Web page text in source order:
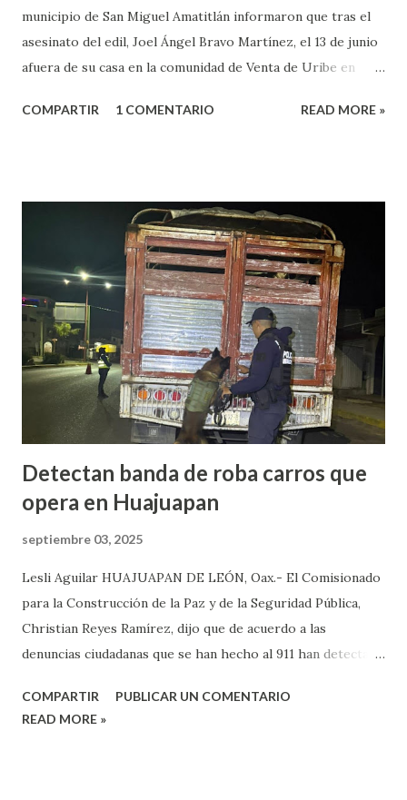
municipio de San Miguel Amatitlán informaron que tras el
asesinato del edil, Joel Ángel Bravo Martínez, el 13 de junio
afuera de su casa en la comunidad de Venta de Uribe en
el que tome protesta para poder concluir el gobierno
día, quien sacó un arma de fuego y disparo contra él, por lo
que las lesiones provocadas por este ataque armado
originaron que el edil perdiera la vida en el lugar. Además,
el presidente municipal el 6 de mayo venía viajando sobre la
carretera Huajuapan-Puebla a la altura del municipio de
Petlalcingo , Puebla, cuando sujetos fuertemente armados
lo bajaron de sus camioneta y los secuestraron con fines de
extorsión, donde le pedían una can...
COMPARTIR 1 COMENTARIO READ MORE »
Detectan banda de roba carros que
opera en Huajuapan
septiembre 03, 2025
Lesli Aguilar HUAJUAPAN DE LEÓN, Oax.- El Comisionado
para la Construcción de la Paz y de la Seguridad Pública,
Christian Reyes Ramírez, dijo que de acuerdo a las
denuncias ciudadanas que se han hecho al 911 han detectado
dedican a robar carros y motocicletas, los cuales, operan en
COMPARTIR
PUBLICAR UN COMENTARIO
READ MORE »